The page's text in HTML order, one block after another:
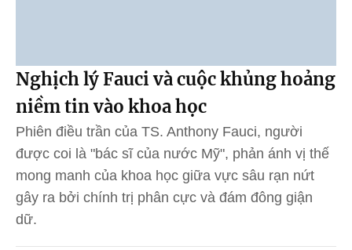
Nghịch lý Fauci và cuộc khủng hoảng
niềm tin vào khoa học
Phiên điều trần của TS. Anthony Fauci, người
được coi là "bác sĩ của nước Mỹ", phản ánh vị thế
mong manh của khoa học giữa vực sâu rạn nứt
gây ra bởi chính trị phân cực và đám đông giận
dữ.